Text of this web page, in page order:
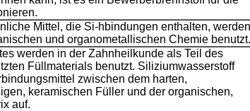
Mittel, die Si-hbindungen enthalten, werden
und organometallischen Chemie benutzt.
werden in der Zahnheilkunde als Teil des
Füllmaterials benutzt. Siliziumwasserstoff
zwischen dem harten,
keramischen Füller und der organischen,
auf.